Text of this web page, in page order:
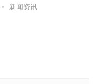
• 新闻资讯